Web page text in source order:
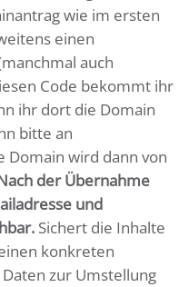
wie im ersten
einen
auch
Code bekommt ihr
ihr dort die Domain
bitte an
Domain wird dann von
der Übernahme
und
Sichert die Inhalte
konkreten
zur Umstellung